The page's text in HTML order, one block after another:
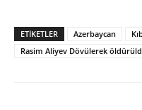
ETİKETLER Azerbaycan
Rasim Aliyev Dövülerek